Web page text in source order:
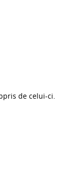
de celui-ci.